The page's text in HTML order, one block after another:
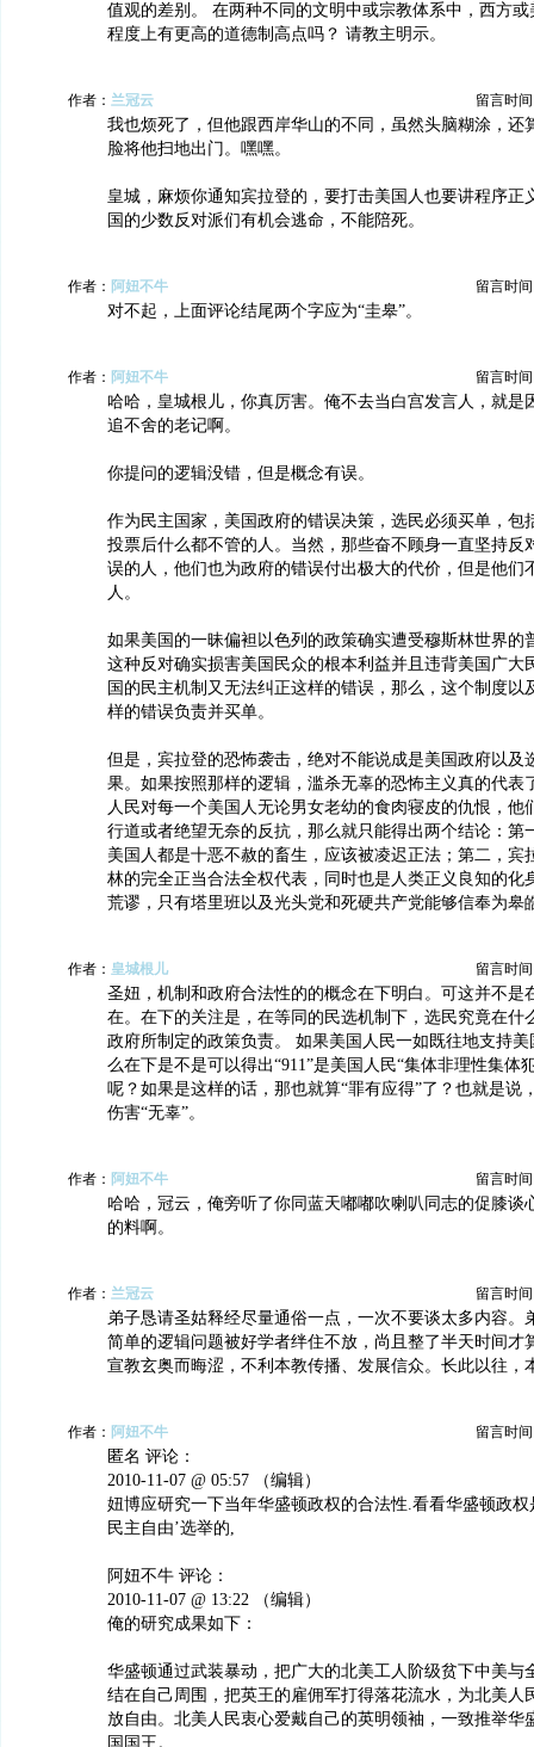
值观的差别。 在两种不同的文明中或宗教体系中，西方
程度上有更高的道德制高点吗？ 请教主明示。
作者： 兰冠云 留言时间
我也烦死了，但他跟西岸华山的不同，虽然头脑糊涂，还
脸将他扫地出门。嘿嘿。
皇城，麻烦你通知宾拉登的，要打击美国人也要讲程序正
国的少数反对派们有机会逃命，不能陪死。
作者： 阿妞不牛 留言时间
对不起，上面评论结尾两个字应为“圭皋”。
作者： 阿妞不牛 留言时间
哈哈，皇城根儿，你真厉害。俺不去当白宫发言人，就是
追不舍的老记啊。
你提问的逻辑没错，但是概念有误。
作为民主国家，美国政府的错误决策，选民必须买单，包
投票后什么都不管的人。当然，那些奋不顾身一直坚持反
误的人，他们也为政府的错误付出极大的代价，但是他们
人。
如果美国的一昧偏袒以色列的政策确实遭受穆斯林世界的
这种反对确实损害美国民众的根本利益并且违背美国广大
国的民主机制又无法纠正这样的错误，那么，这个制度以
样的错误负责并买单。
但是，宾拉登的恐怖袭击，绝对不能说成是美国政府以及
果。如果按照那样的逻辑，滥杀无辜的恐怖主义真的代表
人民对每一个美国人无论男女老幼的食肉寝皮的仇恨，他
行道或者绝望无奈的反抗，那么就只能得出两个结论：第
美国人都是十恶不赦的畜生，应该被凌迟正法；第二，宾
林的完全正当合法全权代表，同时也是人类正义良知的化
荒谬，只有塔里班以及光头党和死硬共产党能够信奉为皋
作者： 皇城根儿 留言时间
圣妞，机制和政府合法性的的概念在下明白。可这并不是
在。在下的关注是，在等同的民选机制下，选民究竟在什
政府所制定的政策负责。 如果美国人民一如既往地支持
么在下是不是可以得出“911”是美国人民“集体非理性集体
呢？如果是这样的话，那也就算“罪有应得”了？也就是说
伤害“无辜”。
作者： 阿妞不牛 留言时间
哈哈，冠云，俺旁听了你同蓝天嘟嘟吹喇叭同志的促膝谈
的料啊。
作者： 兰冠云 留言时间
弟子恳请圣姑释经尽量通俗一点，一次不要谈太多内容。
简单的逻辑问题被好学者绊住不放，尚且整了半天时间才
宣教玄奥而晦涩，不利本教传播、发展信众。长此以往，
作者： 阿妞不牛 留言时间
匿名 评论：
2010-11-07 @ 05:57 （编辑）
妞博应研究一下当年华盛顿政权的合法性.看看华盛顿政权
民主自由’选举的,
阿妞不牛 评论：
2010-11-07 @ 13:22 （编辑）
俺的研究成果如下：
华盛顿通过武装暴动，把广大的北美工人阶级贫下中美与
结在自己周围，把英王的雇佣军打得落花流水，为北美人
放自由。北美人民衷心爱戴自己的英明领袖，一致推举华
国国王。